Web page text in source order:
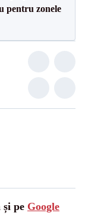
pentru zonele
pe Google